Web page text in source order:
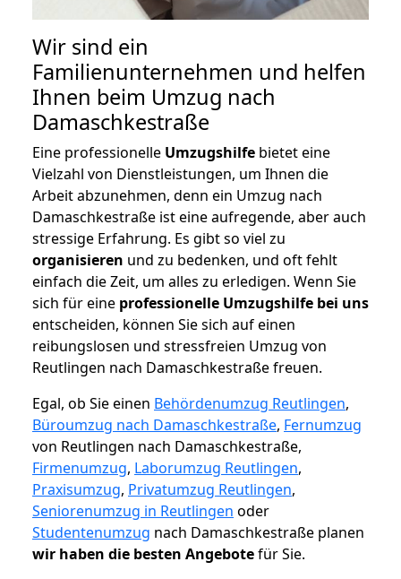
Wir sind ein
Familienunternehmen und helfen
Ihnen beim Umzug nach
Damaschkestraße
Eine professionelle Umzugshilfe bietet eine
Vielzahl von Dienstleistungen, um Ihnen die
Arbeit abzunehmen, denn ein Umzug nach
Damaschkestraße ist eine aufregende, aber auch
stressige Erfahrung. Es gibt so viel zu
organisieren und zu bedenken, und oft fehlt
einfach die Zeit, um alles zu erledigen. Wenn Sie
sich für eine professionelle Umzugshilfe bei uns
entscheiden, können Sie sich auf einen
reibungslosen und stressfreien Umzug von
Reutlingen nach Damaschkestraße freuen.
Egal, ob Sie einen Behördenumzug Reutlingen,
Büroumzug nach Damaschkestraße, Fernumzug
von Reutlingen nach Damaschkestraße,
Firmenumzug, Laborumzug Reutlingen,
Praxisumzug, Privatumzug Reutlingen,
Seniorenumzug in Reutlingen oder
Studentenumzug nach Damaschkestraße planen
wir haben die besten Angebotefür Sie.